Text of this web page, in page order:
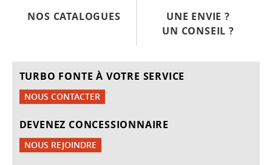
NOS CATALOGUES
UNE ENVIE ?
UN CONSEIL ?
TURBO FONTE À VOTRE SERVICE
NOUS CONTACTER
DEVENEZ CONCESSIONNAIRE
NOUS REJOINDRE